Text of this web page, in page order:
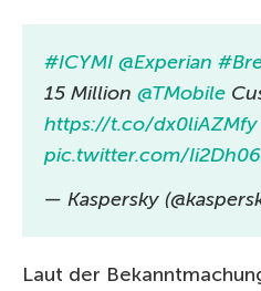
#ICYMI @Experian
15 Million @TMobile
https://t.co/dx0liAZMfy
pic.twitter.com/
— Kaspersky
Laut der